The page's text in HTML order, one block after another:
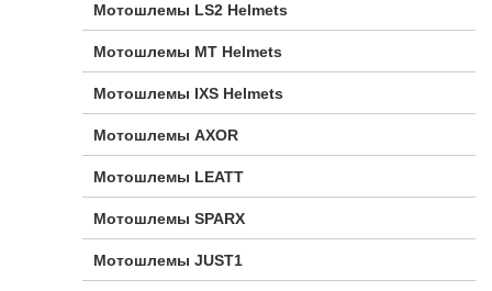
Мотошлемы LS2 Helmets
Мотошлемы MT Helmets
Мотошлемы IXS Helmets
Мотошлемы AXOR
Мотошлемы LEATT
Мотошлемы SPARX
Мотошлемы JUST1